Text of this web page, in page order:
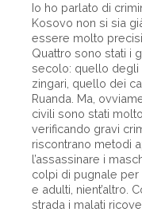
Io ho parlato di
Kosovo non si sia
essere molto
Quattro sono stati i
secolo: quello degli
zingari, quello dei
Ruanda. Ma,
civili sono stati
verificando gravi
riscontrano metodi
l’assassinare i
colpi di pugnale
e adulti, nient’altro.
strada i malati